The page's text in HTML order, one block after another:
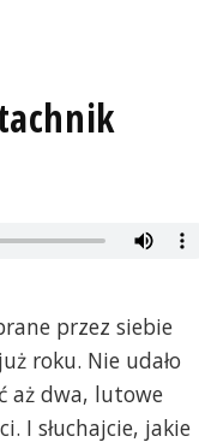
przez siebie
roku. Nie udało
aż dwa, lutowe
I słuchajcie, jakie